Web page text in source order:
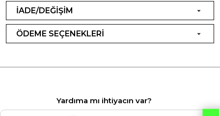
İADE/DEĞİŞİM
ÖDEME SEÇENEKLERİ
Yardıma mı ihtiyacın var?